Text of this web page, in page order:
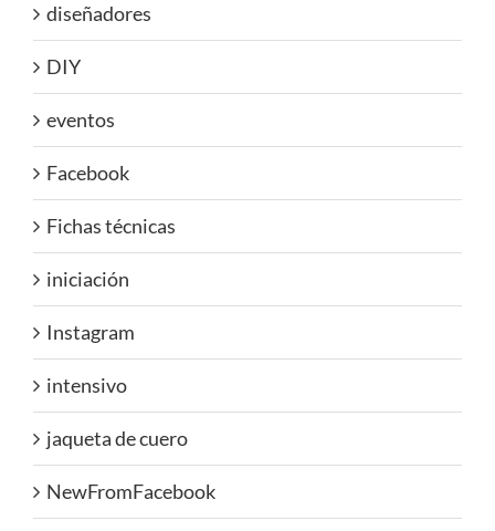
diseñadores
DIY
eventos
Facebook
Fichas técnicas
iniciación
Instagram
intensivo
jaqueta de cuero
NewFromFacebook